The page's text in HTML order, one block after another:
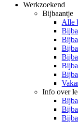
Werkzoekend
Bijbaantje
Alle
Info over